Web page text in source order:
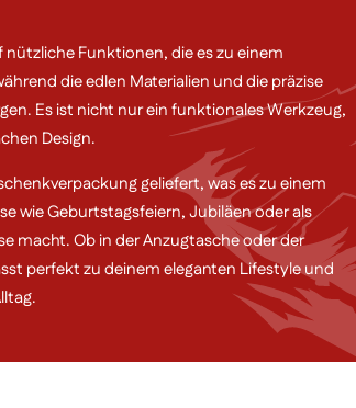
Funktionen, die es zu einem
die edlen Materialien und die präzise
Es ist nicht nur ein funktionales Werkzeug,
Design.
geliefert, was es zu einem
wie Geburtstagsfeiern, Jubiläen oder als
macht. Ob in der Anzugtasche oder der
perfekt zu deinem eleganten Lifestyle und